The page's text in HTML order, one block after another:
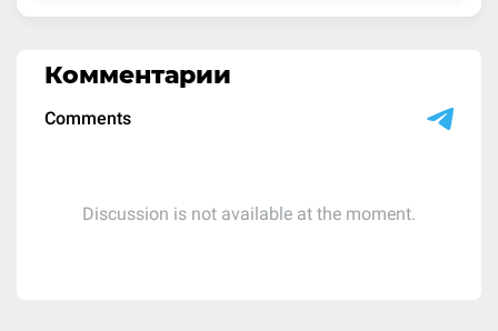
Комментарии